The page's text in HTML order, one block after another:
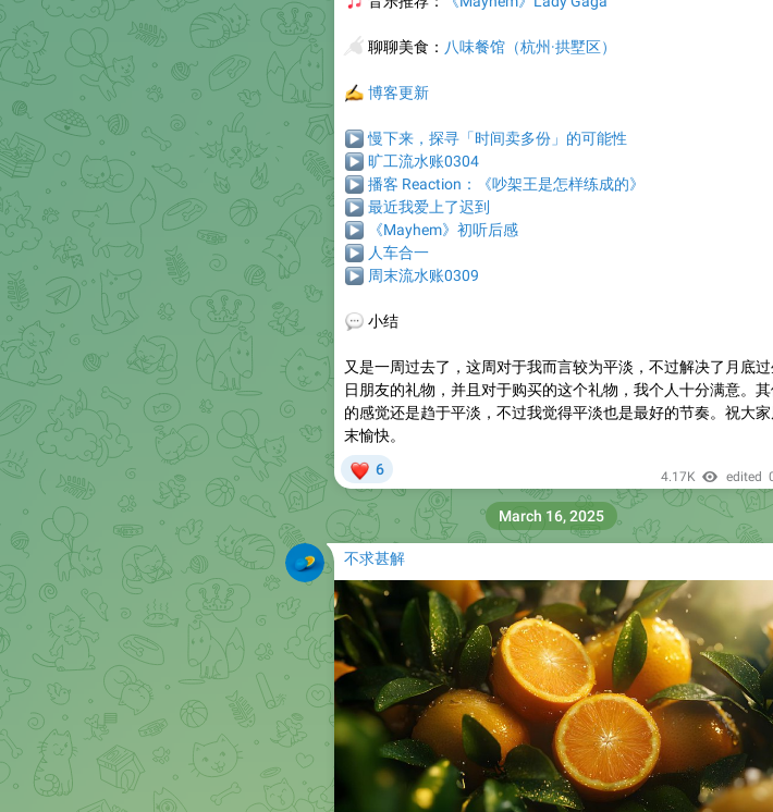
🥢聊聊美食 ： 八味餐馆（杭州·拱墅区）
✍️博客更新
▶慢下来，探寻「时间卖多份」的可能性
▶旷工流水账0304
▶播客 Reaction：《吵架王是怎样练成的》
▶最近我爱上了迟到
▶《Mayhem》初听后感
▶人车合一
▶周末流水账0309
💬
小结
又是一周过去了，这周对于我而言较为平淡，不过解决了月底过
日朋友的礼物，并且对于购买的这个礼物，我个人十分满意。
的感觉还是趋于平淡，不过我觉得平淡也是最好的节奏。祝大家
末愉快。
❤
6 4.17K edited
不求甚解
March 16, 2025